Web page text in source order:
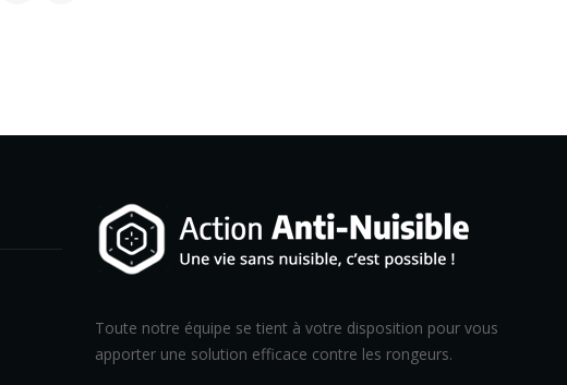
Toute notre équipe se tient à votre disposition pour vous
apporter une solution efficace contre les rongeurs.